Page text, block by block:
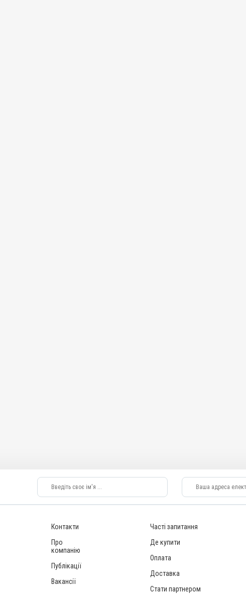
Контакти
Про
компанію
Публікації
Вакансії
Часті запитання
Де купити
Оплата
Доставка
Стати партнером